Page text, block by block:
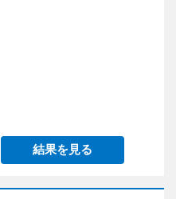
結果を見る